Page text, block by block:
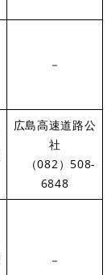
－
広島高速道路公
社
（082）508-
6848
－